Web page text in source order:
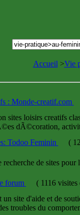
Accueil >Vie
: Monde-creatif.com
sites loisirs creatifs
dÃ©coration,
Todoo Feminin
(
de sites pour
forum (1116 visites
site d'aide et de
troubles du